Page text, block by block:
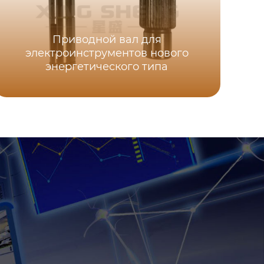
Приводной вал для
электроинструментов нового
энергетического типа